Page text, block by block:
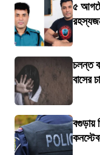
৫
চলন্ত
বাসের
বগুড়ায়